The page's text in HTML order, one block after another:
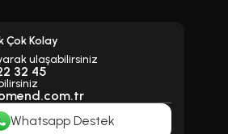
daha konforlu kullanım sunar.
kutusuyla birlikte
Çok Kolay
ulaşabilirsiniz
32 45
Whatsapp Destek